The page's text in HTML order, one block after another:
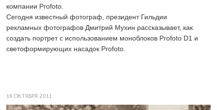
компании Profoto.
Сегодня известный фотограф, президент Гильдии
рекламных фотографов Дмитрий Мухин рассказывает, как
создать портрет с использованием моноблоков Profoto D1 и
светоформирующих насадок Profoto.
16 ОКТЯБРЯ 2011